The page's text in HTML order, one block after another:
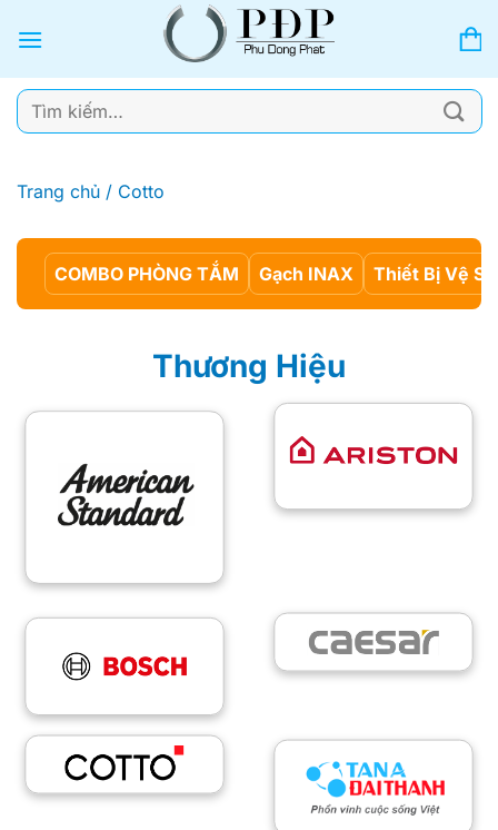
qua
dung
Tìm
kiếm:
Trang chủ / Cotto
COMBO PHÒNG TẮM Gạch INAX Thiết Bị Vệ
Thương Hiệu